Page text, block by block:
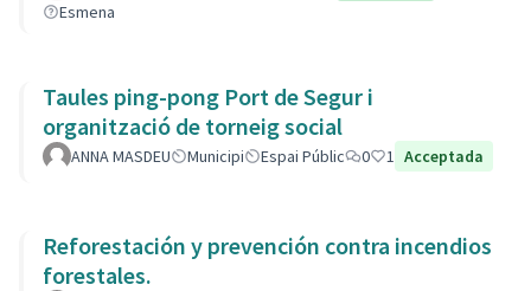
Esmena
Taules ping-pong Port de Segur i
organització de torneig social
ANNA MASDEU Municipi Espai Públic 0 1 Acceptada
Reforestación y prevención contra incendios
forestales.